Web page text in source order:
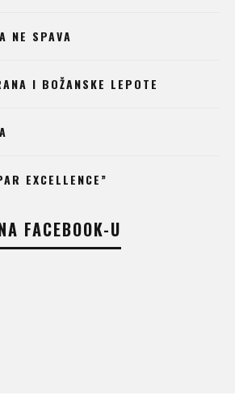
NE SPAVA
I BOŽANSKE LEPOTE
EXCELLENCE”
FACEBOOK-U